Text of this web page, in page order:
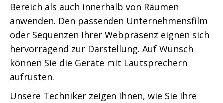
Bereich als auch innerhalb von Räumen
anwenden. Den passenden Unternehmensfilm
oder Sequenzen Ihrer Webpräsenz eignen sich
hervorragend zur Darstellung. Auf Wunsch
können Sie die Geräte mit Lautsprechern
aufrüsten.
Unsere Techniker zeigen Ihnen, wie Sie Ihre